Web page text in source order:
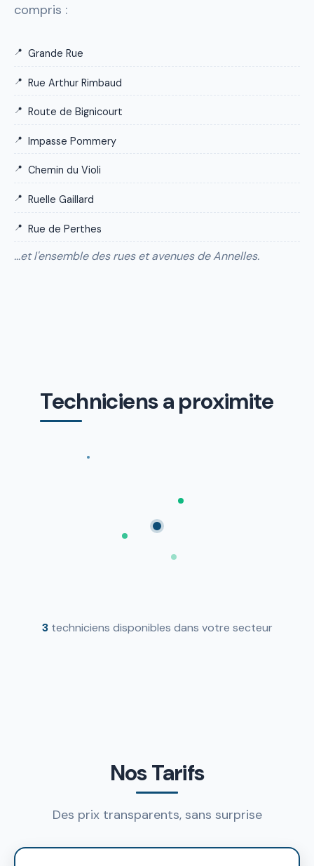
compris :
Grande Rue
Rue Arthur Rimbaud
Route de Bignicourt
Impasse Pommery
Chemin du Violi
Ruelle Gaillard
Rue de Perthes
…et l'ensemble des rues et avenues de Annelles.
Techniciens a proximite
3techniciens disponibles dans votre secteur
Nos Tarifs
Des prix transparents, sans surprise